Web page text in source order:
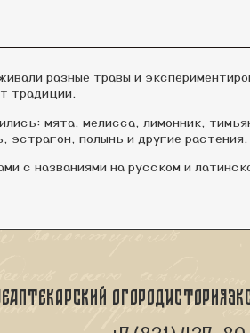
разные травы и
традиции.
мята, мелисса, лимонник,
эстрагон, полынь и другие растения.
с названиями на русском и
Аптекарский огородИстория